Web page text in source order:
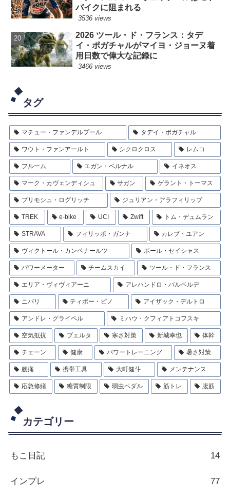
バイクに阻まれる
3536 views
2026 ツール・ド・フランス：タデ
イ・ポガチャルがマイヨ・ジョーヌ着
用日数で偉大な記録に
3466 views
タグ
マチュー・ファンデルプール タデイ・ポガチャル
ワウト・ファンアールト シクロクロス レムコ
フルーム エガン・ベルナル イネオス
マーク・カヴェンディシュ サガン ゲラント・トーマス
プリモシュ・ログリッチ ジュリアン・アラフィリップ
TREK e-bike UCI Zwift トム・デュムラン
STRAVA フィリッポ・ガンナ カレブ・ユアン
ヴィクトール・カンペナールツ ポール・セイシャス
パワーメーター チームスカイ ツール・ド・フランス
エリア・ヴィヴィアーニ アレハンドロ・バルベルデ
ニバリ ティボー・ピノ アイザック・デルトロ
アンドレ・グライペル ミハウ・クフィアトコフスキ
空気抵抗 ブエルタ 寒さ対策 新城幸也 体幹
チェーン 健康 パワートレーニング 暑さ対策
腰痛 携帯工具 大町健斗 メンテナンス
応急修繕 糖質制限 弱虫ペダル 筋トレ 腹筋
カテゴリー
もこ日記 14
インプレ 77